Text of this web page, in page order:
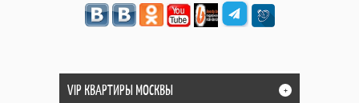
VIP КВАРТИРЫ МОСКВЫ +